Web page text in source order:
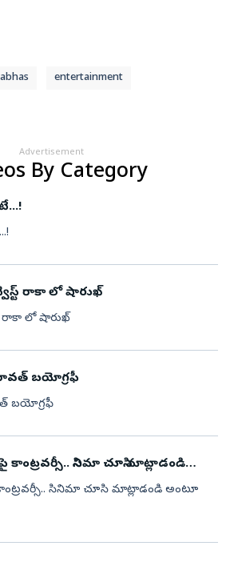
entertainment
Advertisement
By Category
రాకా లో షారుఖ్
రాకా లో షారుఖ్
బయోగ్రఫీ
బయోగ్రఫీ
సినిమా చూసి మాట్లాడండి
సినిమా చూసి మాట్లాడండి అంటూ